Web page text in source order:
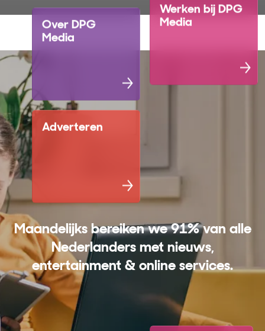
Over DPG
Media
Werken bij DPG
Media
Adverteren
Maandelijks bereiken we 91% van alle
Nederlanders met nieuws,
entertainment & online services.